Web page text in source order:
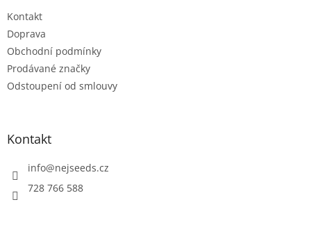
Kontakt
Doprava
Obchodní podmínky
Prodávané značky
Odstoupení od smlouvy
Kontakt
info@nejseeds.cz
728 766 588